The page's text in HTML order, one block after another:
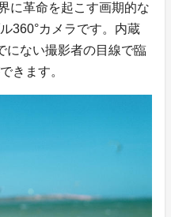
に革命を起こす画期的な
360°カメラです。内蔵
にない撮影者の目線で臨
きます。